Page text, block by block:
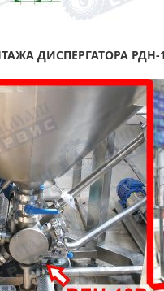
ДИСПЕРГАТОРА РДН-